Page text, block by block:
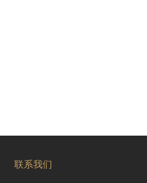
联系我们